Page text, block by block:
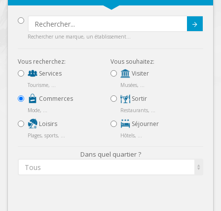
Rechercher une marque, un établissement...
Vous recherchez:
Services
Tourisme, ...
Commerces
Mode, ...
Loisirs
Plages, sports, ...
Vous souhaitez:
Visiter
Musées, ...
Sortir
Restaurants, ...
Séjourner
Hôtels, ...
Dans quel quartier ?
Tous